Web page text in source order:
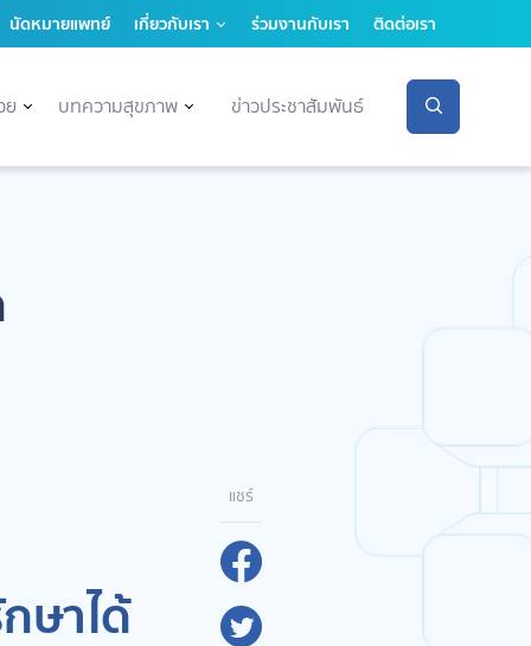
นัดหมายแพทย์ เกี่ยวกับเรา ร่วมงานกับเรา ติดต่อเรา
ย บทความสุขภาพ ข่าวประชาสัมพันธ์
ษาได้
แชร์